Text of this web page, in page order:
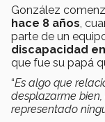
González
hace 8 años,
parte de un
discapacidad en
que fue su papá
“Es algo que
desplazarme
representado